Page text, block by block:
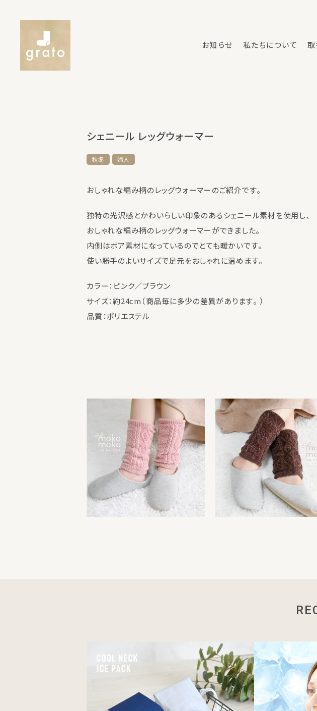
お知らせ 私たちについて
シェニール レッグウォーマー
秋冬 婦人
おしゃれな編み柄のレッグウォーマーのご紹介です。
独特の光沢感とかわいらしい印象のあるシェニール素材を使用し、
おしゃれな編み柄のレッグウォーマーができました。
内側はボア素材になっているのでとても暖かいです。
使い勝手のよいサイズで足元をおしゃれに温めます。
カラー：ピンク／ブラウン
サイズ：約24cm（商品毎に多少の差異があります。）
品質：ポリエステル